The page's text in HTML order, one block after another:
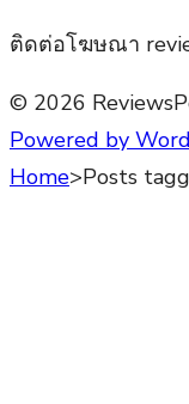
ติดต่อโฆษณา
© 2026
Powered by
Home>Posts